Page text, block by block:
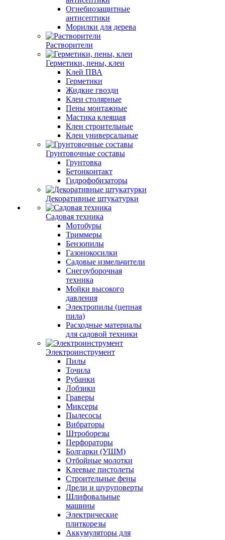
Огнебиозащитные
антисептики
Морилки для дерева
Растворители
Герметики, пены, клеи
Клей ПВА
Герметики
Жидкие гвозди
Клеи столярные
Пены монтажные
Мастика клеящая
Клеи строительные
Клеи универсальные
Грунтовочные составы
Грунтовка
Бетонконтакт
Гидрофобизаторы
Декоративные штукатурки
Садовая техника
Мотобуры
Триммеры
Бензопилы
Газонокосилки
Садовые измельчители
Снегоуборочная
техника
Мойки высокого
давления
Электропилы (цепная
пила)
Расходные материалы
для садовой техники
Электроинструмент
Пилы
Точила
Рубанки
Лобзики
Граверы
Миксеры
Пылесосы
Вибраторы
Штроборезы
Перфораторы
Болгарки (УШМ)
Отбойные молотки
Клеевые пистолеты
Строительные фены
Дрели и шуруповерты
Шлифовальные
машины
Электрические
плиткорезы
Аккумуляторы для